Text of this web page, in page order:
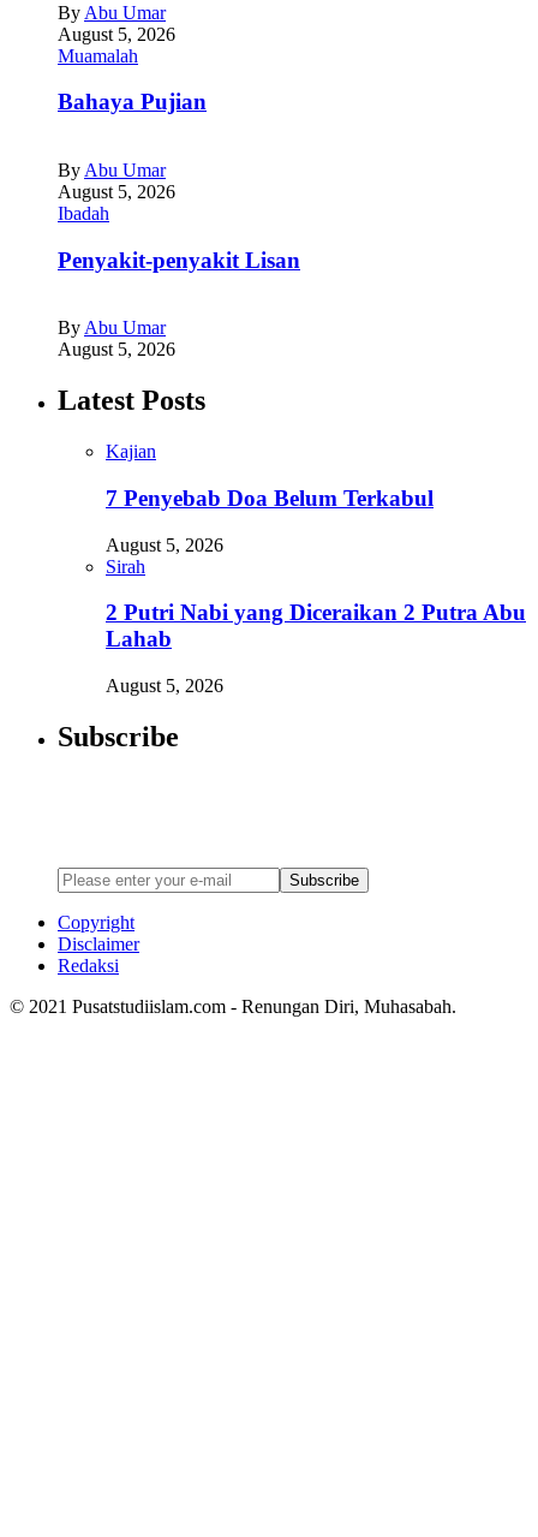
By Abu Umar
August 5, 2026
Muamalah
Bahaya Pujian
By Abu Umar
August 5, 2026
Ibadah
Penyakit-penyakit Lisan
ByAbu Umar
August 5, 2026
Latest Posts
Kajian
7 Penyebab Doa Belum Terkabul
August 5, 2026
Sirah
2 Putri Nabi yang Diceraikan 2 Putra Abu
Lahab
August 5, 2026
Subscribe
Subscribe
Copyright
Disclaimer
Redaksi
© 2021 Pusatstudiislam.com - Renungan Diri, Muhasabah.